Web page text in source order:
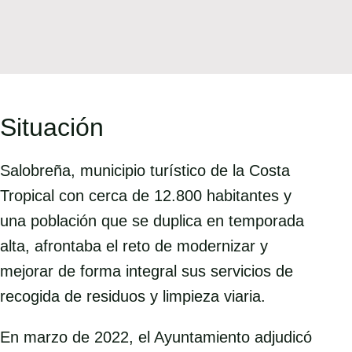
Situación
Salobreña, municipio turístico de la Costa
Tropical con cerca de 12.800 habitantes y
una población que se duplica en temporada
alta, afrontaba el reto de modernizar y
mejorar de forma integral sus servicios de
recogida de residuos y limpieza viaria.
En marzo de 2022, el Ayuntamiento adjudicó